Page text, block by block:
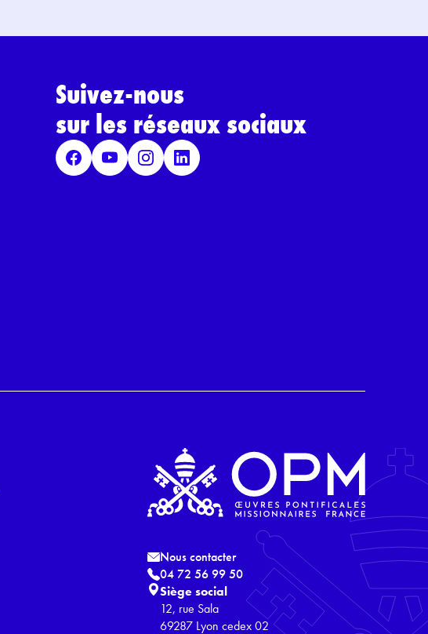
Suivez-nous
sur les réseaux sociaux
Nous contacter
04 72 56 99 50
Siège social
12, rue Sala
69287 Lyon cedex 02